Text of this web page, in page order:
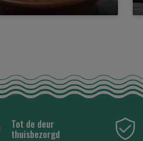
Tot de deur
thuisbezorgd